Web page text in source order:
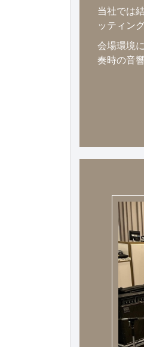
当社では
ッティン
会場環境
奏時の音